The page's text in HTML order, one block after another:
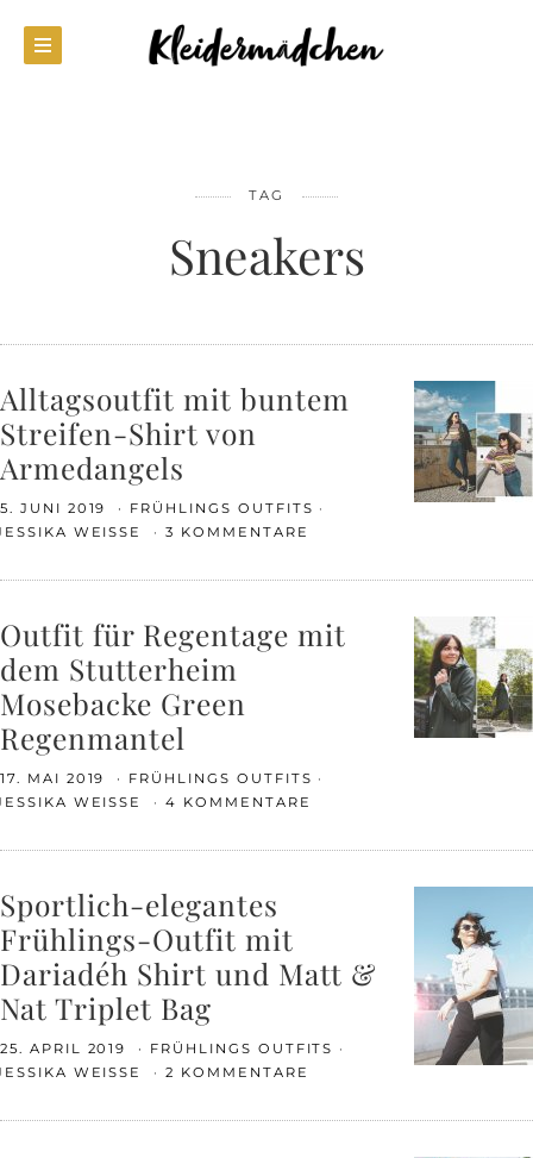
TAG
Sneakers
Alltagsoutfit mit buntem
Streifen-Shirt von
Armedangels
5. JUNI 2019
FRÜHLINGS OUTFITS
WEISSE
3 KOMMENTARE
Outfit für Regentage mit
dem Stutterheim
Mosebacke Green
Regenmantel
17. MAI 2019
FRÜHLINGS OUTFITS
WEISSE
4 KOMMENTARE
Sportlich-elegantes
Frühlings-Outfit mit
Dariadéh Shirt und Matt &
Nat Triplet Bag
25. APRIL 2019
FRÜHLINGS OUTFITS
WEISSE
2 KOMMENTARE